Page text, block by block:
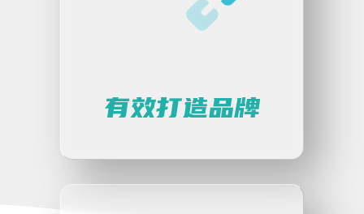
有效打造品牌